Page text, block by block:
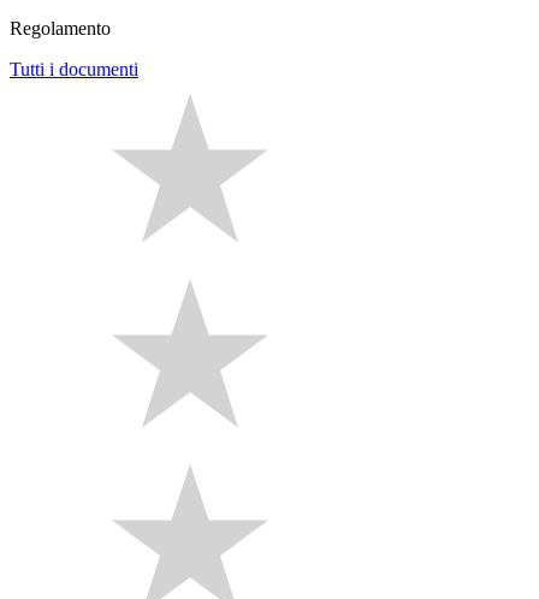
Regolamento
Tutti i documenti